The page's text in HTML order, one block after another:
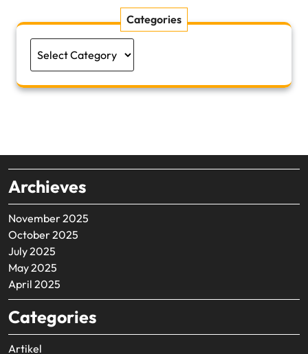
Categories
Archieves
November 2025
October 2025
July 2025
May 2025
April 2025
Categories
Artikel